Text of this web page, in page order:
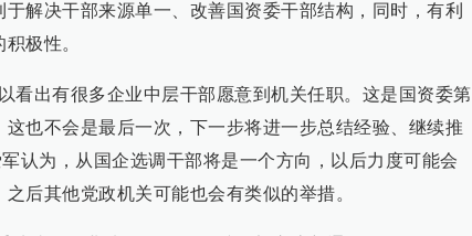
解决干部来源单一、改善国资委干部结构，同时，有利
极性。
看出有很多企业中层干部愿意到机关任职。这是国资委第
也不会是最后一次，下一步将进一步总结经验、继续推
认为，从国企选调干部将是一个方向，以后力度可能会
后其他党政机关可能也会有类似的举措。